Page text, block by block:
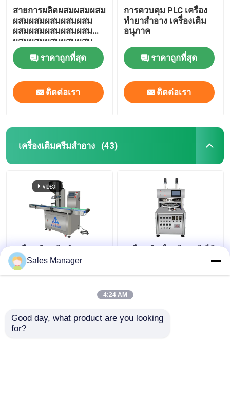
สายการผลิตผสมผสมผสม
ผสมผสมผสมผสมผสม
ผสมผสมผสมผสมผสม
ผสมผสมผสมผสมผสม
ราคาถูกที่สุด
ติดต่อเรา
การควบคุม PLC เครื่อง
ทํายาสําอาง เครื่องเติม
อนุภาค
ราคาถูกที่สุด
ติดต่อเรา
เครื่องเติมครีมสําอาง (43)
เครื่องเติมครีมสําอาง
แบบอัตโนมัติเต็ม สําหรับ
ชามพู ครีมหน้า โลชั่น
เครื่องเติมน้ําครีม 2 สี ที่มี
ความแม่นยํากับมอเตอร์
Sales Manager
4:24 AM
Good day, what product are you looking
for?